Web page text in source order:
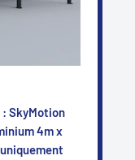
SkyMotion
4m x